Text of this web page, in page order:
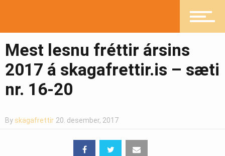
Mest lesnu fréttir ársins
2017 á skagafrettir.is – sæti
nr. 16-20
By skagafrettir 20. desember, 2017